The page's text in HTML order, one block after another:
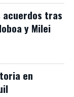
tras
y Milei
en